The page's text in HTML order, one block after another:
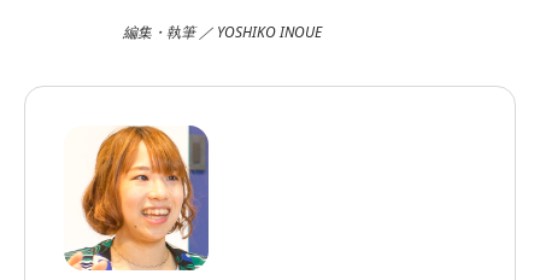
編集・執筆 ／ YOSHIKO INOUE